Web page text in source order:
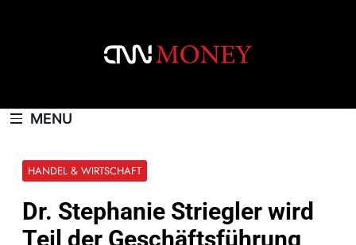
MENU
HANDEL & WIRTSCHAFT
Dr. Stephanie Striegler wird
Teil der Geschäftsführung